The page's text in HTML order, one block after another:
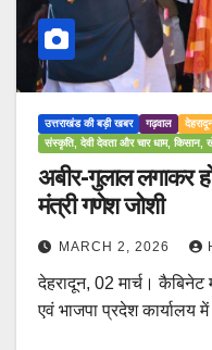
उत्तराखंड की बड़ी खबर गढ़वाल
संस्कृति, देवी देवता और चार धाम, किसान,
अबीर-गुलाल लगाकर
मंत्री गणेश जोशी
MARCH 2, 2026
देहरादून, 02 मार्च।
एवं भाजपा प्रदेश कार्यालय